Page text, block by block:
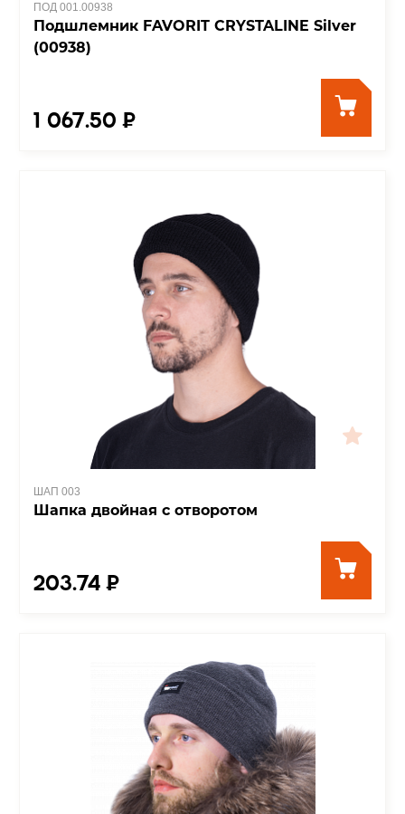
ПОД 001.00938
Подшлемник FAVORIT CRYSTALINE Silver
(00938)
1 067.50 ₽
ШАП 003
Шапка двойная с отворотом
203.74 ₽